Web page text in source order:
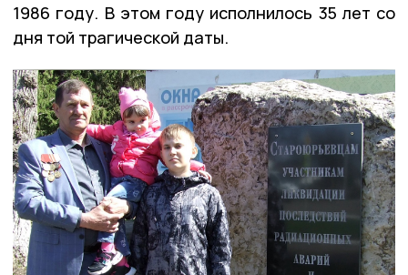
1986 году. В этом году исполнилось 35 лет со
дня той трагической даты.